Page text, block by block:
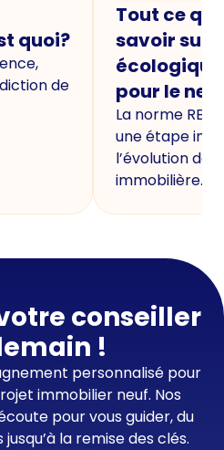
quoi?
de
Tout ce
savoir sur
écologique
pour le
La norme
une étape
l’évolution de
immobilière.
conseiller
!
personnalisé pour
immobilier neuf. Nos
pour vous guider, du
la remise des clés.